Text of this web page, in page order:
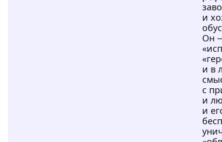
и
Он
и в
с
и
и